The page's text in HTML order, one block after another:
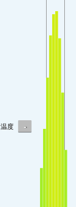
温度 -